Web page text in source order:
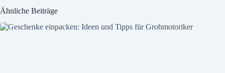
Ähnliche Beiträge